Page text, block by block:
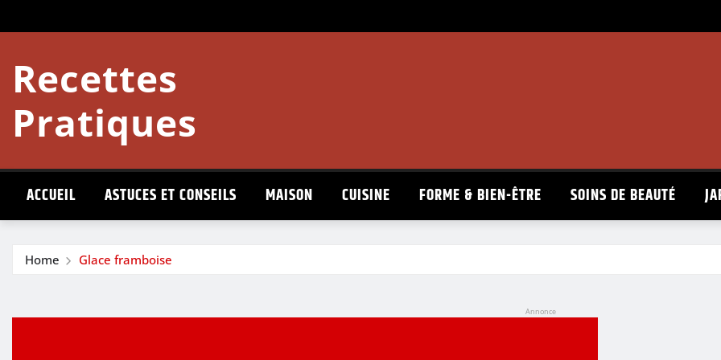
to
Recettes
Pratiques
ACCUEIL ASTUCES ET CONSEILS MAISON CUISINE FORME & BIEN-ÊTRE SOINS DE BEAUTÉ
Home Glace framboise
Annonce